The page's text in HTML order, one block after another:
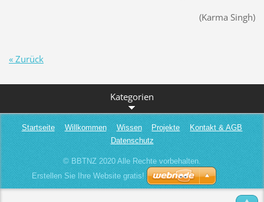
(Karma Singh)
« Zurück
Kategorien
Startseite Willkommen Wissen Projekte
Kontakt & AGB
Datenschutz
© BBTNZ 2020 Alle Rechte vorbehalten.
Erstellen Sie Ihre Website gratis!